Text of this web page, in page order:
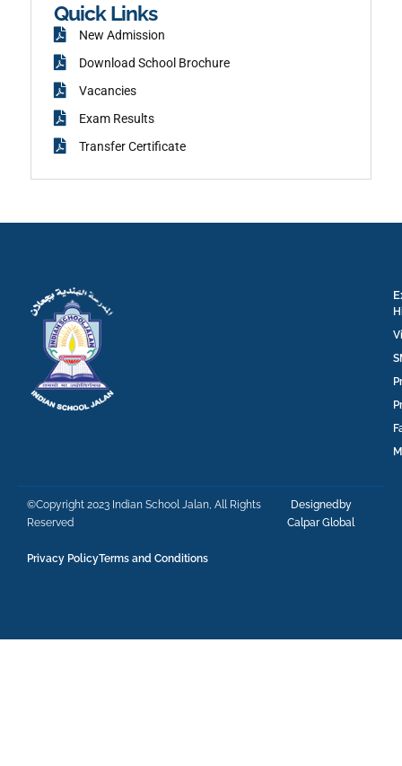
Quick Links
New Admission
Download School Brochure
Vacancies
Exam Results
Transfer Certificate
©Copyright 2023 Indian School Jalan, All Rights
Reserved
Designedby
Calpar Global
Privacy PolicyTerms and Conditions